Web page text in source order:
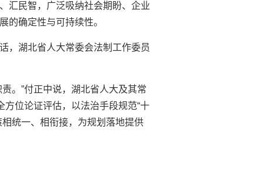
汇民智，广泛吸纳社会期盼、企业
的确定性与可持续性。
，湖北省人大常委会法制工作委员
。”付正中说，湖北省人大及其常
方位论证评估，以法治手段规范“十
统一、相衔接，为规划落地提供